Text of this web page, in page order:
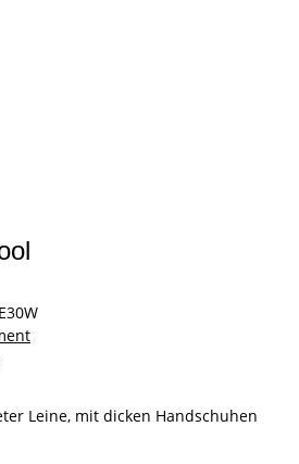
Leine, mit dicken Handschuhen